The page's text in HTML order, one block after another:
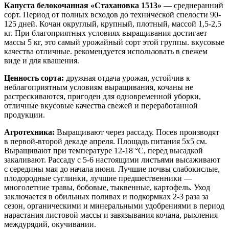
Капуста белокочанная «Стахановка 1513» — среднеранний
сорт. Период от полных всходов до технической спелости 90-
125 дней. Кочан округлый, крупный, плотный, массой 1,5-2,5
кг. При благоприятных условиях выращивания достигает
массы 5 кг, это самый урожайный сорт этой группы. вкусовые
качества отличные. рекомендуется использовать в свежем
виде и для квашения.
Ценность сорта: дружная отдача урожая, устойчив к
неблагоприятным условиям выращивания, кочаны не
растрескиваются, пригоден для одновременной уборки,
отличные вкусовые качества свежей и переработанной
продукции.
Агротехника: Выращивают через рассаду. Посев производят
в первой-второй декаде апреля. Площадь питания 5х5 см.
Выращивают при температуре 12-18 °С, перед высадкой
закаливают. Рассаду с 5-6 настоящими листьями высаживают
с середины мая до начала июня. Лучшие почвы слабокислые,
плодородные суглинки, лучшие предшественники —
многолетние травы, бобовые, тыквенные, картофель. Уход
заключается в обильных поливах и подкормках 2-3 раза за
сезон, органическими и минеральными удобрениями в период
нарастания листовой массы и завязывания кочана, рыхления
междурядий, окучивании.